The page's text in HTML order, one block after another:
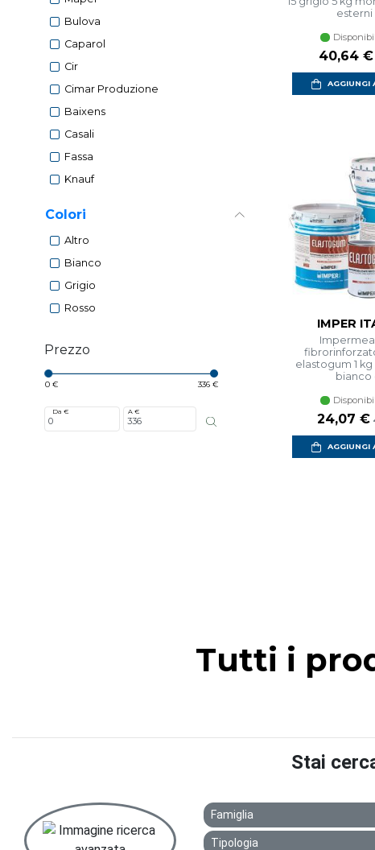
Bulova
Caparol
Cir
Cimar Produzione
Baixens
Casali
Fassa
Knauf
Colori
Altro
Bianco
Grigio
Rosso
Prezzo
0 € 336 €
Da € A €
esterni
Prezzo
40,64 €
AGGIUNGI
IMPER
elastogum 1
bianco
Prezzo
24,07 €
AGGIUNGI
Tutti i
Stai
Famiglia
Tipologia